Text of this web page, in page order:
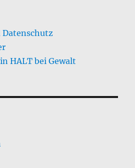
Datenschutz
HALT bei Gewalt